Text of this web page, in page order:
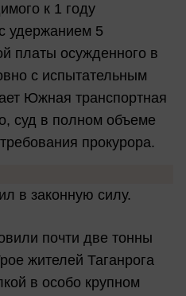
к 1 году
удержанием 5
платы осужденного в
с испытательным
Южная транспортная
суд в полном объеме
прокурора.
в законную силу.
почти две тонны
жителей Таганрога
в особо крупном